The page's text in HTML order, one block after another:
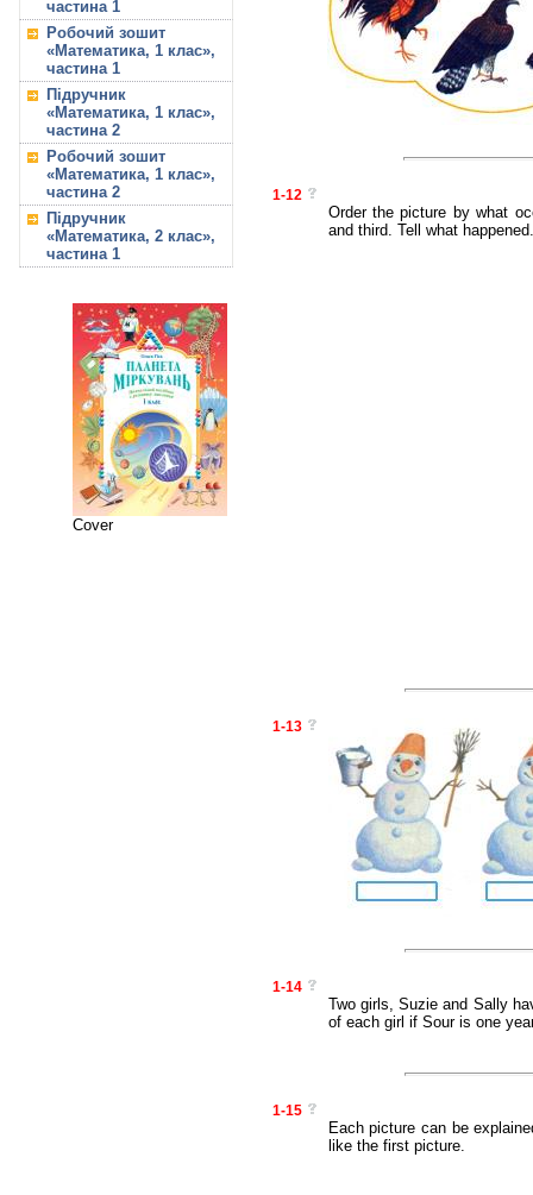
частина 1
Робочий зошит
«Математика, 1 клас»,
частина 1
Підручник
«Математика, 1 клас»,
частина 2
Робочий зошит
«Математика, 1 клас»,
частина 2
Підручник
«Математика, 2 клас»,
частина 1
Cover
1-12
Order the picture by what
and third. Tell what happened.
1-13
1-14
Two girls, Suzie and Sally
of each girl if Sour is one
1-15
Each picture can be
like the first picture.